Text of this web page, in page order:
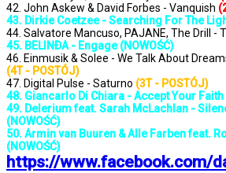
42. John Askew & David Forbes - Vanquish
43. Dirkie Coetzee - Searching For The
44. Salvatore Mancuso, PAJANE, The Drill -
45. BELINÐA - Engage (NOWOŚĆ)
46. Einmusik & Solee - We Talk About
(4T - POSTÓJ)
47. Digital Pulse - Saturno (3T - POSTÓJ)
48. Giancarlo Di Chiara - Accept Your Faith
49. Delerium feat. Sarah McLachlan -
(NOWOŚĆ)
50. Armin van Buuren & Alle Farben feat.
(NOWOŚĆ)
https://www.facebook.com/